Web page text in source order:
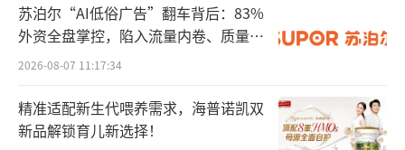
苏泊尔“AI低俗广告”翻车背后：83%
外资全盘掌控，陷入流量内卷、质量频
发的负循环
2026-08-07 11:17:34
精准适配新生代喂养需求，海普诺凯双
新品解锁育儿新选择！